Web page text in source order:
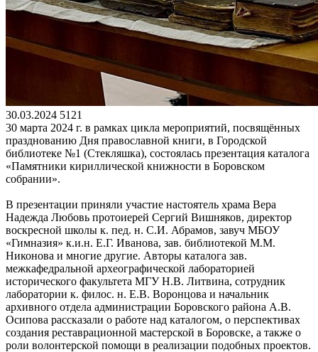
30.03.2024 5121
30 марта 2024 г. в рамках цикла мероприятий, посвящённых
празднованию Дня православной книги, в Городской
библиотеке №1 (Стекляшка), состоялась презентация каталога
«Памятники кириллической книжности в Боровском
собрании».
В презентации приняли участие настоятель храма Вера
Надежда Любовь протоиерей Сергий Вишняков, директор
воскресной школы к. пед. н. С.И. Абрамов, завуч МБОУ
«Гимназия» к.и.н. Е.Г. Иванова, зав. библиотекой М.М.
Никонова и многие другие. Авторы каталога зав.
межкафедральной археографической лабораторией
исторического факультета МГУ Н.В. Литвина, сотрудник
лаборатории к. филос. н. Е.В. Воронцова и начальник
архивного отдела администрации Боровского района А.В.
Осипова рассказали о работе над каталогом, о перспективах
создания реставрационной мастерской в Боровске, а также о
роли волонтерской помощи в реализации подобных проектов.